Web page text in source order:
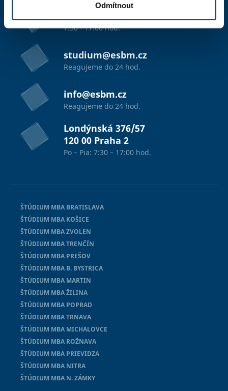
Odmítnout
+420 603 836 740
7:30 - 17:00 hod.
studium@esbm.cz
Reagujeme do 24 hod.
info@esbm.cz
Reagujeme do 24 hod.
Londýnská 376/57
120 00 Praha 2
Po – Pia: 7:30 – 17:00 hod.
ŠTÚDIUM MBA BRATISLAVA
ŠTÚDIUM MBA KOŠICE
ŠTÚDIUM MBA ZVOLEN
ŠTÚDIUM MBA TRENČÍN
ŠTÚDIUM MBA PREŠOV
ŠTÚDIUM MBA B. BYSTRICA
ŠTÚDIUM MBA MARTIN
ŠTÚDIUM MBA ŽILINA
ŠTÚDIUM MBA POPRAD
ŠTÚDIUM MBA TRNAVA
ŠTÚDIUM MBA MICHALOVCE
ŠTÚDIUM MBA ROŽNAVA
ŠTÚDIUM MBA PRIEVIDZA
ŠTÚDIUM MBA NITRA
ŠTÚDIUM MBA N. ZÁMKY